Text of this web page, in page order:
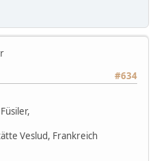
#634
Veslud, Frankreich